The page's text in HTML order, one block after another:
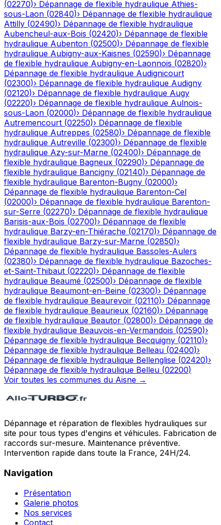
(02270)› Dépannage de flexible hydraulique Athies-
sous-Laon (02840)› Dépannage de flexible hydraulique
Attilly (02490)› Dépannage de flexible hydraulique
Aubencheul-aux-Bois (02420)› Dépannage de flexible
hydraulique Aubenton (02500)› Dépannage de flexible
hydraulique Aubigny-aux-Kaisnes (02590)› Dépannage
de flexible hydraulique Aubigny-en-Laonnois (02820)›
Dépannage de flexible hydraulique Audignicourt
(02300)› Dépannage de flexible hydraulique Audigny
(02120)› Dépannage de flexible hydraulique Augy
(02220)› Dépannage de flexible hydraulique Aulnois-
sous-Laon (02000)› Dépannage de flexible hydraulique
Autremencourt (02250)› Dépannage de flexible
hydraulique Autreppes (02580)› Dépannage de flexible
hydraulique Autreville (02300)› Dépannage de flexible
hydraulique Azy-sur-Marne (02400)› Dépannage de
flexible hydraulique Bagneux (02290)› Dépannage de
flexible hydraulique Bancigny (02140)› Dépannage de
flexible hydraulique Barenton-Bugny (02000)›
Dépannage de flexible hydraulique Barenton-Cel
(02000)› Dépannage de flexible hydraulique Barenton-
sur-Serre (02270)› Dépannage de flexible hydraulique
Barisis-aux-Bois (02700)› Dépannage de flexible
hydraulique Barzy-en-Thiérache (02170)› Dépannage de
flexible hydraulique Barzy-sur-Marne (02850)›
Dépannage de flexible hydraulique Bassoles-Aulers
(02380)› Dépannage de flexible hydraulique Bazoches-
et-Saint-Thibaut (02220)› Dépannage de flexible
hydraulique Beaumé (02500)› Dépannage de flexible
hydraulique Beaumont-en-Beine (02300)› Dépannage
de flexible hydraulique Beaurevoir (02110)› Dépannage
de flexible hydraulique Beaurieux (02160)› Dépannage
de flexible hydraulique Beautor (02800)› Dépannage de
flexible hydraulique Beauvois-en-Vermandois (02590)›
Dépannage de flexible hydraulique Becquigny (02110)›
Dépannage de flexible hydraulique Belleau (02400)›
Dépannage de flexible hydraulique Bellenglise (02420)›
Dépannage de flexible hydraulique Belleu (02200)
Voir toutes les communes du Aisne →
Dépannage et réparation de flexibles hydrauliques sur
site pour tous types d'engins et véhicules. Fabrication de
raccords sur-mesure. Maintenance préventive.
Intervention rapide dans toute la France, 24H/24.
Navigation
Présentation
Galerie photos
Nos services
Contact